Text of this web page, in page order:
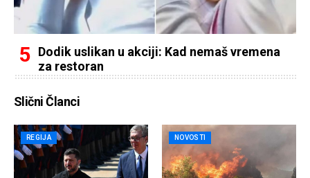
Dodik uslikan u akciji: Kad nemaš vremena
za restoran
Slični Članci
REGIJA NOVOSTI